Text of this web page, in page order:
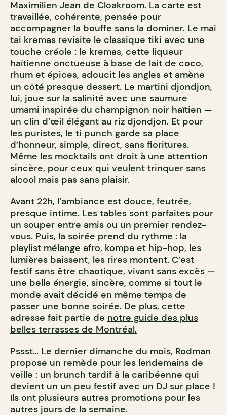
Maximilien Jean de Cloakroom. La carte est
travaillée, cohérente, pensée pour
accompagner la bouffe sans la dominer. Le mai
tai kremas revisite le classique tiki avec une
touche créole : le kremas, cette liqueur
haïtienne onctueuse à base de lait de coco,
rhum et épices, adoucit les angles et amène
un côté presque dessert. Le martini djondjon,
lui, joue sur la salinité avec une saumure
umami inspirée du champignon noir haïtien —
un clin d’œil élégant au riz djondjon. Et pour
les puristes, le ti punch garde sa place
d’honneur, simple, direct, sans fioritures.
Même les mocktails ont droit à une attention
sincère, pour ceux qui veulent trinquer sans
alcool mais pas sans plaisir.
Avant 22h, l’ambiance est douce, feutrée,
presque intime. Les tables sont parfaites pour
un souper entre amis ou un premier rendez-
vous. Puis, la soirée prend du rythme : la
playlist mélange afro, kompa et hip-hop, les
lumières baissent, les rires montent. C’est
festif sans être chaotique, vivant sans excès —
une belle énergie, sincère, comme si tout le
monde avait décidé en même temps de
passer une bonne soirée. De plus, cette
adresse fait partie de notre guide des plus
belles terrasses de Montréal.
Pssst… Le dernier dimanche du mois, Rodman
propose un remède pour les lendemains de
veille : un brunch tardif à la caribéenne qui
devient un un peu festif avec un DJ sur place !
Ils ont plusieurs autres promotions pour les
autres jours de la semaine.